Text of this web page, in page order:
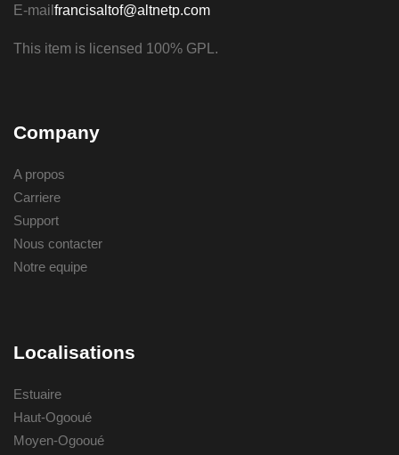
E-mail francisaltof@altnetp.com
This item is licensed 100% GPL.
Company
A propos
Carriere
Support
Nous contacter
Notre equipe
Localisations
Estuaire
Haut-Ogooué
Moyen-Ogooué